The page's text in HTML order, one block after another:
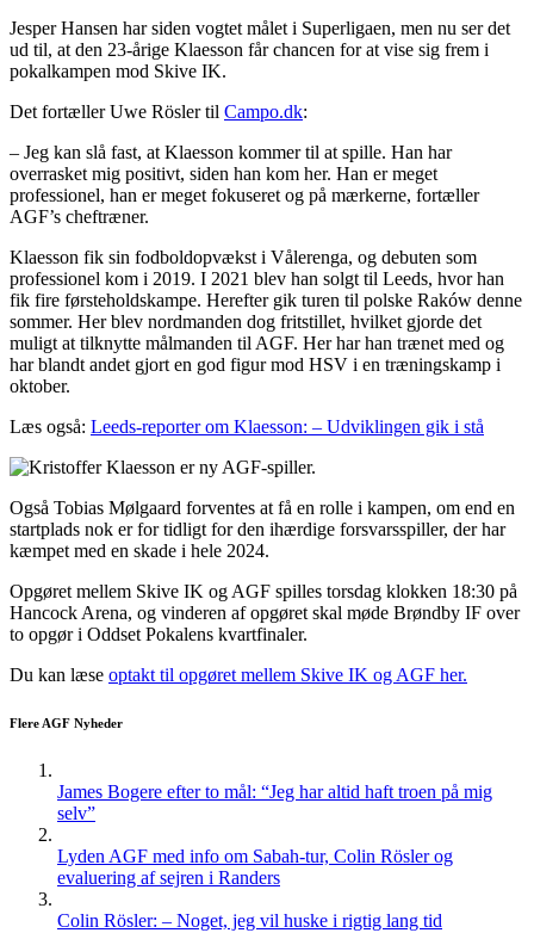
Jesper Hansen har siden vogtet målet i Superligaen, men nu ser det
ud til, at den 23-årige Klaesson får chancen for at vise sig frem i
pokalkampen mod Skive IK.
Det fortæller Uwe Rösler til Campo.dk:
– Jeg kan slå fast, at Klaesson kommer til at spille. Han har
overrasket mig positivt, siden han kom her. Han er meget
professionel, han er meget fokuseret og på mærkerne, fortæller
AGF’s cheftræner.
Klaesson fik sin fodboldopvækst i Vålerenga, og debuten som
professionel kom i 2019. I 2021 blev han solgt til Leeds, hvor han
fik fire førsteholdskampe. Herefter gik turen til polske Raków denne
sommer. Her blev nordmanden dog fritstillet, hvilket gjorde det
muligt at tilknytte målmanden til AGF. Her har han trænet med og
har blandt andet gjort en god figur mod HSV i en træningskamp i
oktober.
Læs også: Leeds-reporter om Klaesson: – Udviklingen gik i stå
Også Tobias Mølgaard forventes at få en rolle i kampen, om end en
startplads nok er for tidligt for den ihærdige forsvarsspiller, der har
kæmpet med en skade i hele 2024.
Opgøret mellem Skive IK og AGF spilles torsdag klokken 18:30 på
Hancock Arena, og vinderen af opgøret skal møde Brøndby IF over
to opgør i Oddset Pokalens kvartfinaler.
Du kan læse optakt til opgøret mellem Skive IK og AGF her.
Flere AGF Nyheder
James Bogere efter to mål: “Jeg har altid haft troen på mig
selv”
Lyden AGF med info om Sabah-tur, Colin Rösler og
evaluering af sejren i Randers
Colin Rösler: – Noget, jeg vil huske i rigtig lang tid